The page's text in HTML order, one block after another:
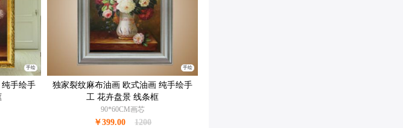
手绘
手绘手
手绘
独家裂纹麻布油画 欧式油画 纯手绘手
工 花卉盘景 线条框
90*60CM画芯
￥399.00 1200